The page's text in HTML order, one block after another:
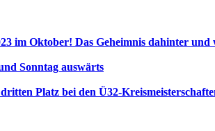
im Oktober! Das Geheimnis dahinter
Sonntag auswärts
Platz bei den Ü32-